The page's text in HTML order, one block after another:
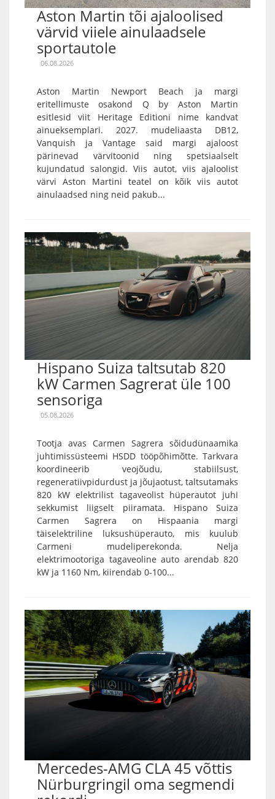
Aston Martin tõi ajaloolised
värvid viiele ainulaadsele
sportautole
06.08.2026
Aston Martin Newport Beach ja margi
eritellimuste osakond Q by Aston Martin
esitlesid viit Heritage Editioni nime kandvat
ainueksemplari. 2027. mudeliaasta DB12,
Vanquish ja Vantage said margi ajaloost
pärinevad värvitoonid ning spetsiaalselt
kujundatud salongid. Viis autot, viis ajaloolist
värvi Aston Martini teatel on kõik viis autot
ainulaadsed ning neid pakub...
Hispano Suiza taltsutab 820
kW Carmen Sagrerat üle 100
sensoriga
05.08.2026
Tootja avas Carmen Sagrera sõidudünaamika
juhtimissüsteemi HSDD tööpõhimõtte. Tarkvara
koordineerib veojõudu, stabiilsust,
regeneratiivpidurdust ja jõujaotust, taltsutamaks
820 kW elektrilist tagaveolist hüperautot juhi
sekkumist liigselt piiramata. Hispano Suiza
Carmen Sagrera on Hispaania margi
täiselektriline luksushüperauto, mis kuulub
Carmeni mudeliperekonda. Nelja
elektrimootoriga tagaveoline auto arendab 820
kW ja 1160 Nm, kiirendab 0-100...
Mercedes-AMG CLA 45 võttis
Nürburgringil oma segmendi